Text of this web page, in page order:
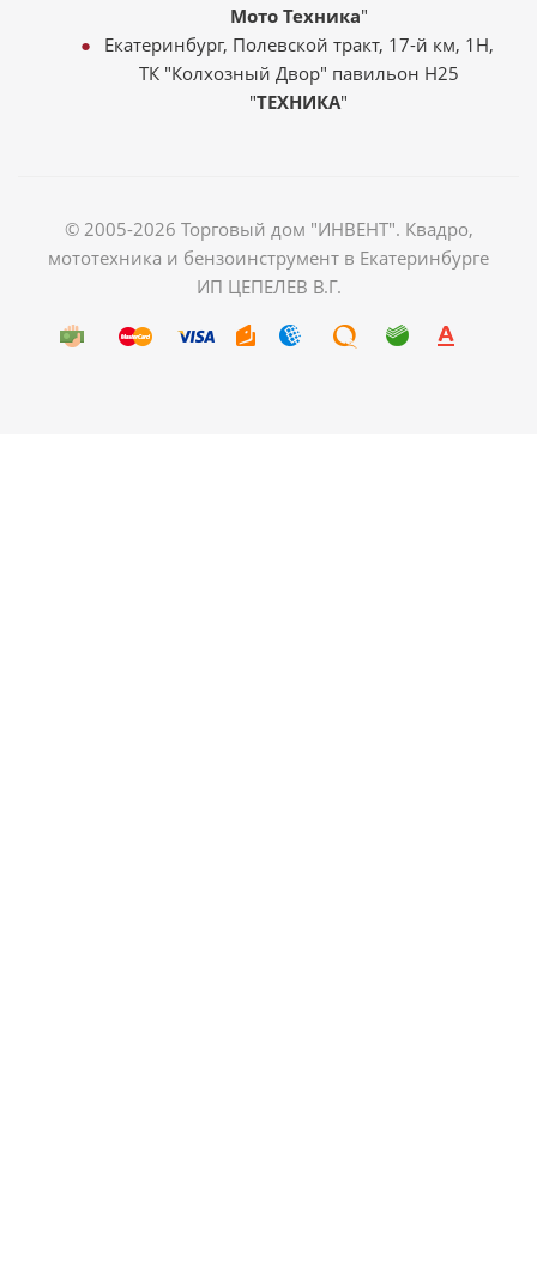
Мото Техника"
Екатеринбург, Полевской тракт, 17-й км, 1Н,
ТК "Колхозный Двор" павильон Н25
"ТЕХНИКА"
© 2005-2026 Торговый дом "ИНВЕНТ". Квадро,
мототехника и бензоинструмент в Екатеринбурге
ИП ЦЕПЕЛЕВ В.Г.